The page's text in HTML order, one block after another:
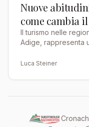
Nuove
come cambia
Il turismo nelle
Adige, rappresenta
Luca Steiner